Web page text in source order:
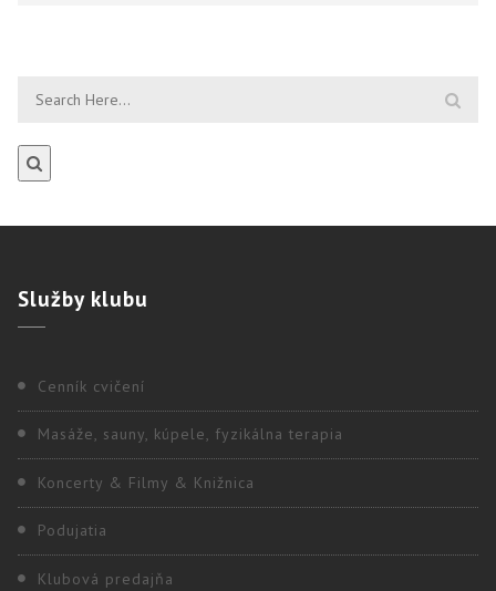
Službyklubu
Cenník cvičení
Masáže, sauny, kúpele, fyzikálna terapia
Koncerty & Filmy & Knižnica
Podujatia
Klubová predajňa